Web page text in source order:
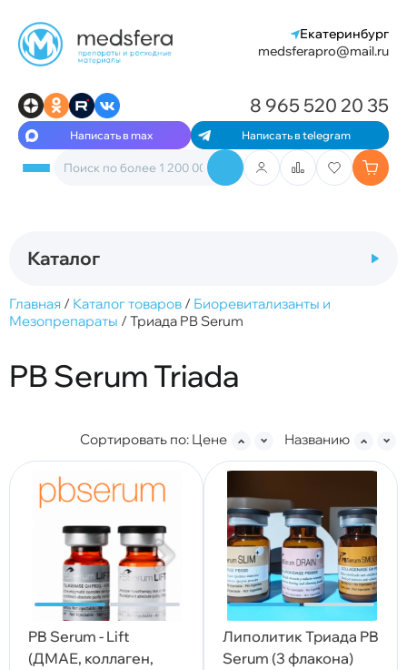
Екатеринбург
medsferapro@mail.ru
Написать в max Написать в telegram
8 965 520 20 35
Каталог
Главная / Каталог товаров / Биоревитализанты и
Мезопрепараты /Триада PB Serum
PB Serum Triada
Сортировать по: Цене Названию
PB Serum - Lift
(ДМАЕ, коллаген,
Липолитик Триада PB
Serum (3 флакона)